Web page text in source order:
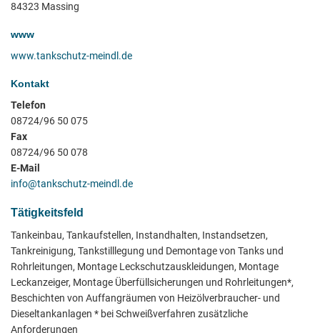
84323 Massing
www
www.tankschutz-meindl.de
Kontakt
Telefon
08724/96 50 075
Fax
08724/96 50 078
E-Mail
info@tankschutz-meindl.de
Tätigkeitsfeld
Tankeinbau, Tankaufstellen, Instandhalten, Instandsetzen,
Tankreinigung, Tankstilllegung und Demontage von Tanks und
Rohrleitungen, Montage Leckschutzauskleidungen, Montage
Leckanzeiger, Montage Überfüllsicherungen und Rohrleitungen*,
Beschichten von Auffangräumen von Heizölverbraucher- und
Dieseltankanlagen * bei Schweißverfahren zusätzliche
Anforderungen